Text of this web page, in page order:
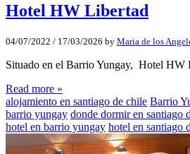
Hotel HW Libertad
04/07/2022 / 17/03/2026 by Maria de los
Situado en el Barrio Yungay, Hotel
Read more »
alojamiento en santiago de chile Barrio
barrio yungay donde dormir en santiago
hotel en barrio yungay hotel en santiago